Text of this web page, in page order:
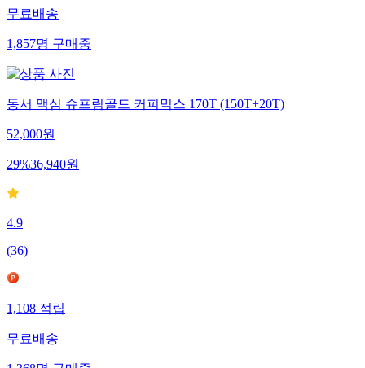
무료배송
1,857명구매중
동서 맥심 슈프림골드 커피믹스 170T (150T+20T)
52,000원
29%36,940원
4.9
(36)
1,108적립
무료배송